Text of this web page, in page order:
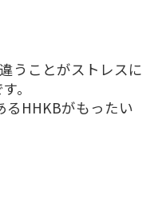
うことがストレスに
。
るHHKBがもったい